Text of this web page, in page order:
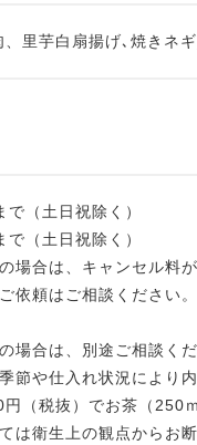
里芋白扇揚げ､焼きネ
（土日祝除く）
（土日祝除く）
場合は、キャンセル料
依頼はご相談ください。
場合は、別途ご相談くだ
節や仕入れ状況により
（税抜）でお茶（250
は衛生上の観点からお